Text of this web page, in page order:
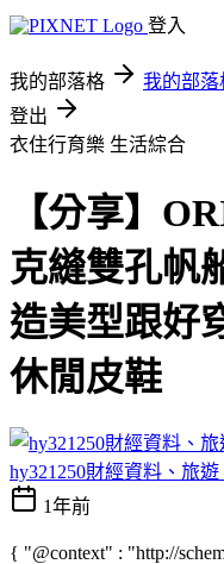
登入
我的部落格 我的部落
登出
衣住行育樂 生活綜合
【分享】
克縫雙孔帆
造美型跟好
休閒皮鞋
hy321250財經資料、旅
1年前
{ "@context" : "http://